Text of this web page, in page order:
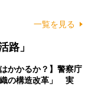
一覧を見る
路」
かかるか？】警察庁
の構造改革」 実